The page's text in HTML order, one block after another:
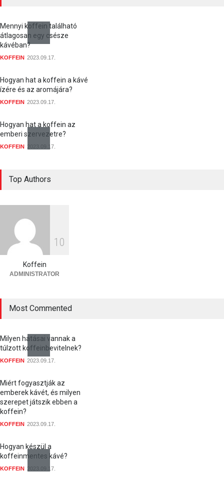
Mennyi koffein található
átlagosan egy csésze
kávéban?
KOFFEIN 2023.09.17.
Hogyan hat a koffein a kávé
ízére és az aromájára?
KOFFEIN 2023.09.17.
Hogyan hat a koffein az
emberi szervezetre?
KOFFEIN 2023.09.17.
Mennyi koffein marad a
kávéban, ha megfőztük?
KOFFEIN
és kockázatai vannak a kávé
koffeintartalmának?
KOFFEIN 2023.09.17.
Top Authors
1 0
Koffein
ADMINISTRATOR
Most Commented
Milyen hatásai vannak a
túlzott koffeinbevitelnek?
KOFFEIN 2023.09.17.
Miért fogyasztják az
emberek kávét, és milyen
szerepet játszik ebben a
koffein?
KOFFEIN 2023.09.17.
Hogyan készül a
koffeinmentes kávé?
KOFFEIN 2023.09.17.